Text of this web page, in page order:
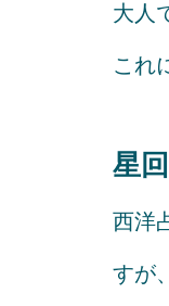
大人
これ
星
西洋
すが